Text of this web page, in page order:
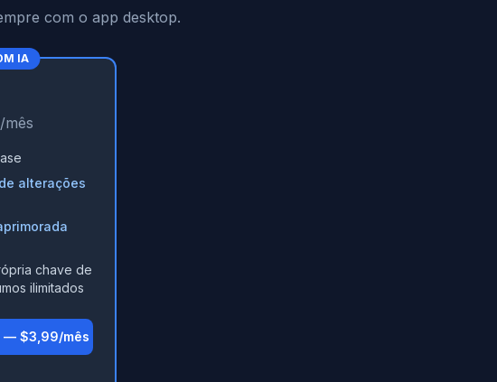
com o app desktop.
IA
/mês
alterações
chave de
ilimitados
— $3,99/mês